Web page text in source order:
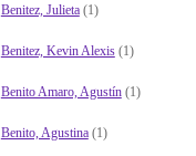
Benitez, Julieta(1)
Benitez, Kevin Alexis(1)
Benito Amaro, Agustín(1)
Benito, Agustina(1)